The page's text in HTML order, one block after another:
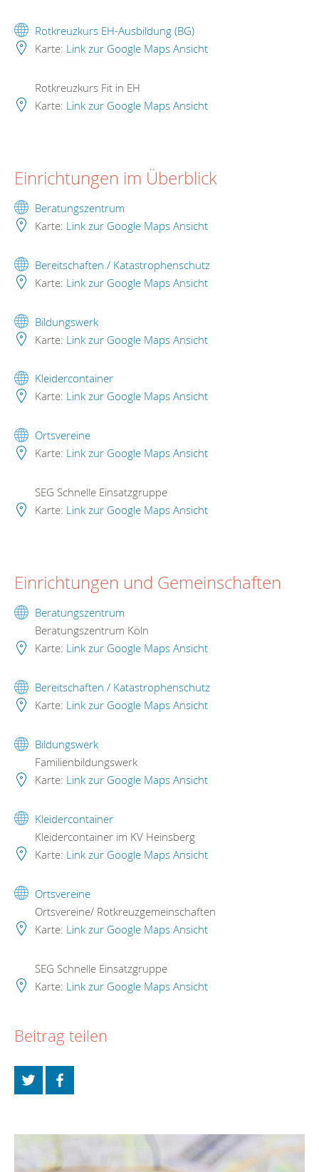
Rotkreuzkurs EH-Ausbildung (BG)
Karte: Link zur Google Maps Ansicht
Rotkreuzkurs Fit in EH
Karte: Link zur Google Maps Ansicht
Einrichtungen im Überblick
Beratungszentrum
Karte: Link zur Google Maps Ansicht
Bereitschaften / Katastrophenschutz
Karte: Link zur Google Maps Ansicht
Bildungswerk
Karte: Link zur Google Maps Ansicht
Kleidercontainer
Karte: Link zur Google Maps Ansicht
Ortsvereine
Karte: Link zur Google Maps Ansicht
SEG Schnelle Einsatzgruppe
Karte: Link zur Google Maps Ansicht
Einrichtungen und Gemeinschaften
Beratungszentrum
Beratungszentrum Köln
Karte: Link zur Google Maps Ansicht
Bereitschaften / Katastrophenschutz
Karte: Link zur Google Maps Ansicht
Bildungswerk
Familienbildungswerk
Karte: Link zur Google Maps Ansicht
Kleidercontainer
Kleidercontainer im KV Heinsberg
Karte: Link zur Google Maps Ansicht
Ortsvereine
Ortsvereine/ Rotkreuzgemeinschaften
Karte: Link zur Google Maps Ansicht
SEG Schnelle Einsatzgruppe
Karte: Link zur Google Maps Ansicht
Beitrag teilen